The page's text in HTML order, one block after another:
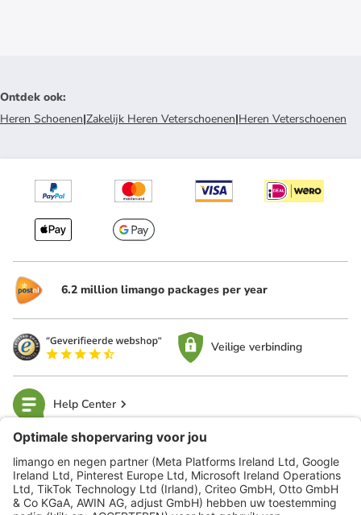
Ontdek ook:
Heren Schoenen|Zakelijk Heren Veterschoenen|Heren Veterschoenen
6.2 million limango packages per year
Veilige verbinding
Help Center
limango
Veilig winkelen